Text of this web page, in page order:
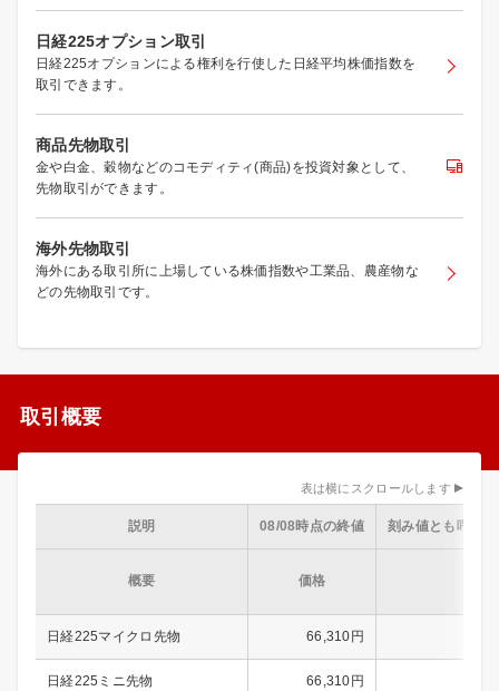
日経225オプション取引
日経225オプションによる権利を行使した日経平均株価指数を
取引できます。
商品先物取引
金や白金、穀物などのコモディティ(商品)を投資対象として、
先物取引ができます。
海外先物取引
海外にある取引所に上場している株価指数や工業品、農産物な
どの先物取引です。
取引概要
表は横にスクロールします
説明 08/08時点の終値 刻み値とも呼ば
概要 価格
日経225マイクロ先物 66,310円
日経225ミニ先物 66,310円